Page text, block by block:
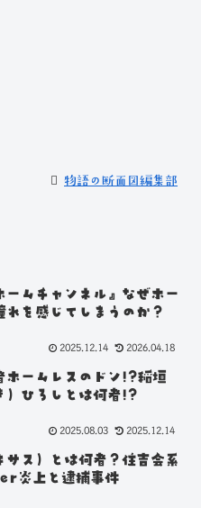
物語の断面図編集部
ームチャンネル』なぜホー
れを感じてしまうのか？
2025.12.14 2026.04.18
ホームレスのドン!?稲垣
）ひろしとは何者!?
2025.08.03 2025.12.14
サス）とは何者？住吉会系
炎上と逮捕事件